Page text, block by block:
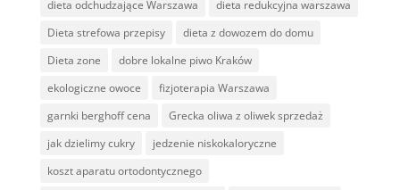
dieta odchudzające Warszawa
dieta redukcyjna warszawa
Dieta strefowa przepisy
dieta z dowozem do domu
Dieta zone
dobre lokalne piwo Kraków
ekologiczne owoce
fizjoterapia Warszawa
garnki berghoff cena
Grecka oliwa z oliwek sprzedaż
jak dzielimy cukry
jedzenie niskokaloryczne
koszt aparatu ortodontycznego